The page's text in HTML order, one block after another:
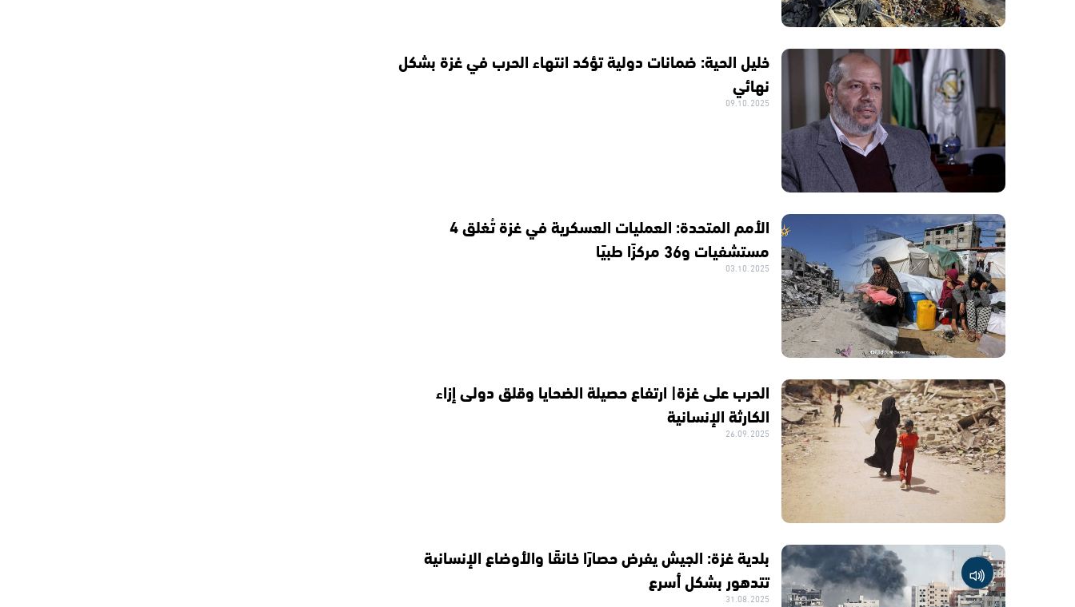
خليل الحية: ضمانات دولية تؤكد انتهاء الحرب في غزة بشكل
نهائي
09.10.2025
الأمم المتحدة: العمليات العسكرية في غزة تُغلق 4
مستشفيات و36 مركزًا طبيًا
03.10.2025
الحرب على غزة| ارتفاع حصيلة الضحايا وقلق دولى إزاء
الكارثة الإنسانية
26.09.2025
بلدية غزة: الجيش يفرض حصارًا خانقًا والأوضاع الإنسانية
تتدهور بشكل أسرع
31.08.2025